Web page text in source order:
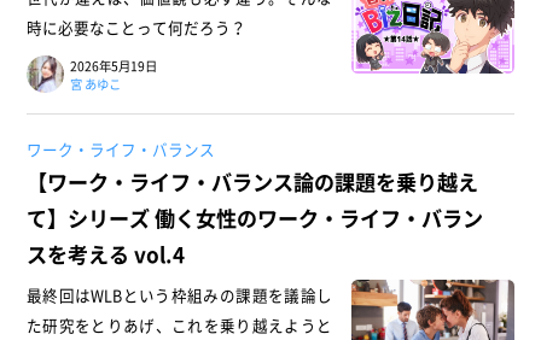
時に必要なことって何だろう？
2026年5月19日
宮 あゆこ
ワーク・ライフ・バランス
【ワーク・ライフ・バランス論の課題を乗り越え
て】シリーズ 働く女性のワーク・ライフ・バラン
スを考える vol.4
最終回はWLBという枠組みの課題を議論し
た研究をとりあげ、これを乗り越えようと